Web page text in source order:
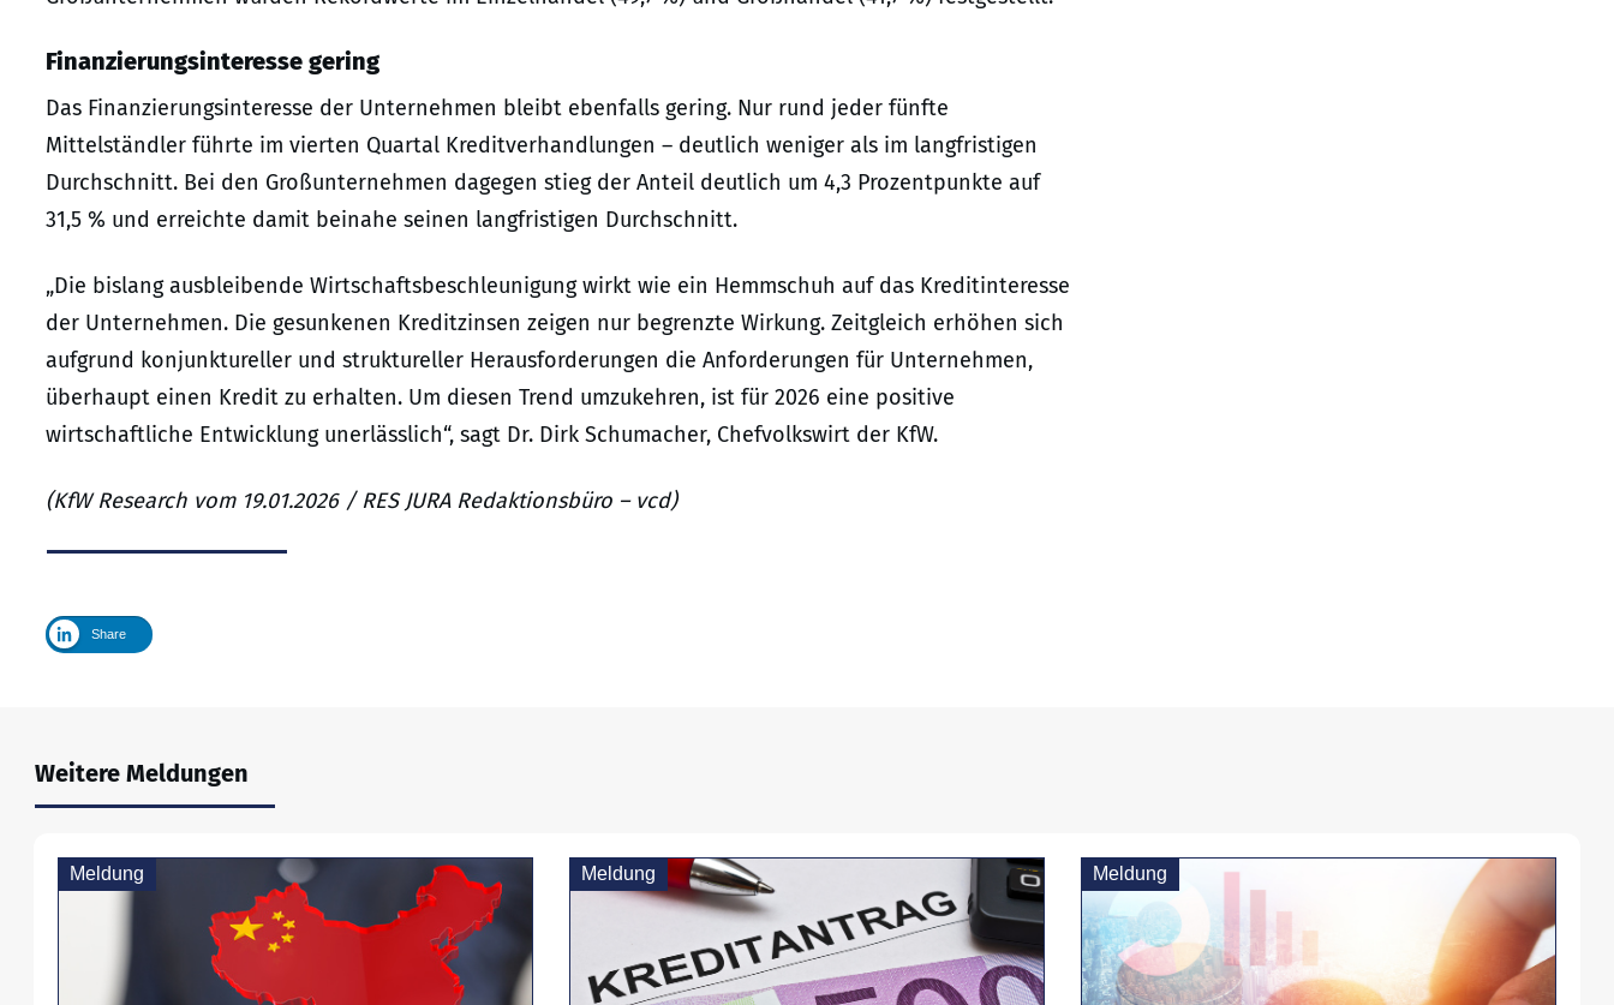
Finanzierungsinteresse gering
Das Finanzierungsinteresse der Unternehmen bleibt ebenfalls gering. Nur rund jeder fünfte
Mittelständler führte im vierten Quartal Kreditverhandlungen – deutlich weniger als im langfristigen
Durchschnitt. Bei den Großunternehmen dagegen stieg der Anteil deutlich um 4,3 Prozentpunkte auf
31,5 % und erreichte damit beinahe seinen langfristigen Durchschnitt.
„Die bislang ausbleibende Wirtschaftsbeschleunigung wirkt wie ein Hemmschuh auf das Kreditinteresse
der Unternehmen. Die gesunkenen Kreditzinsen zeigen nur begrenzte Wirkung. Zeitgleich erhöhen sich
aufgrund konjunktureller und struktureller Herausforderungen die Anforderungen für Unternehmen,
überhaupt einen Kredit zu erhalten. Um diesen Trend umzukehren, ist für 2026 eine positive
wirtschaftliche Entwicklung unerlässlich“, sagt Dr. Dirk Schumacher, Chefvolkswirt der KfW.
(KfW Research vom 19.01.2026 / RES JURA Redaktionsbüro – vcd)
Share
Weitere Meldungen
Meldung Meldung Meldung